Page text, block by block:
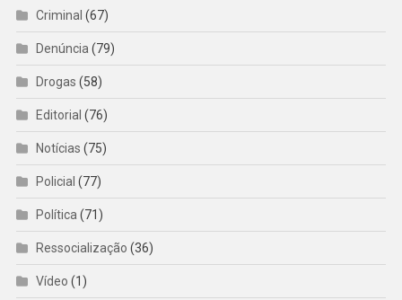
Criminal (67)
Denúncia(79)
Drogas (58)
Editorial (76)
Notícias (75)
Policial (77)
Política(71)
Ressocialização (36)
Vídeo (1)